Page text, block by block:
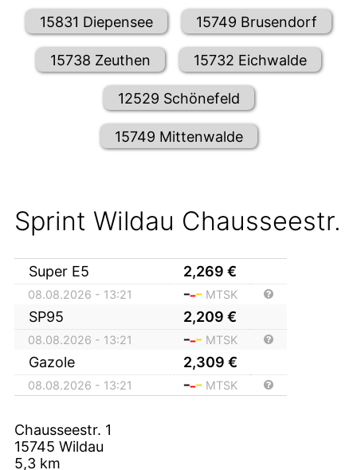
15831 Diepensee 15749 Brusendorf
15738 Zeuthen 15732 Eichwalde
12529 Schönefeld
15749 Mittenwalde
Sprint Wildau Chausseestr.
Super E5 2,269 €
08.08.2026 - 13:21 MTSK
SP95 2,209 €
08.08.2026 - 13:21 MTSK
Gazole 2,309 €
08.08.2026 - 13:21 MTSK
Chausseestr. 1
15745 Wildau
5,3 km